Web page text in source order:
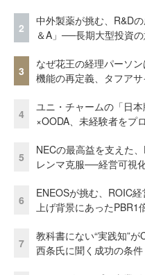
2
中外製薬が挑む、R&D
＆A」──長期大型投資
3
なぜ花王の経理パーソ
機能の再定義、タフア
4
ユニ・チャームの「日
×OODA、未経験者をプ
5
NECの最高益を支えた
レンマ克服──経営可視
6
ENEOSが挑む、ROIC
上げ背景にあったPBR1
7
教科書にない“実践知”
西条氏に聞く成功の条件